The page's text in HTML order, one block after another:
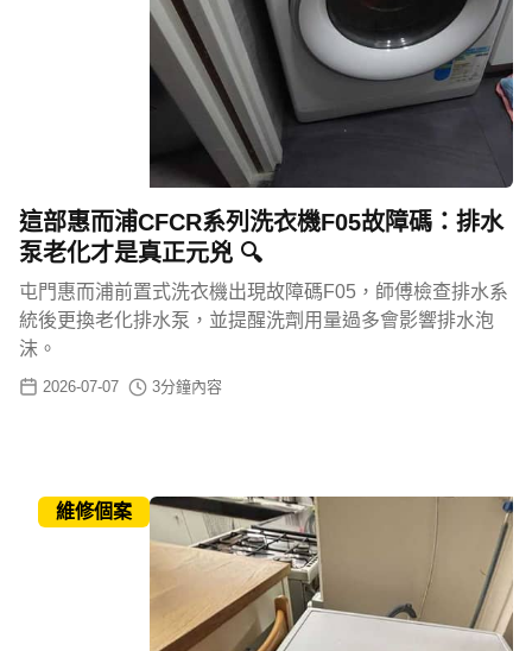
這部惠而浦CFCR系列洗衣機F05故障碼：排水
泵老化才是真正元兇 🔍
屯門惠而浦前置式洗衣機出現故障碼F05，師傅檢查排水系
統後更換老化排水泵，並提醒洗劑用量過多會影響排水泡
沫。
2026-07-07 3分鐘內容
維修個案